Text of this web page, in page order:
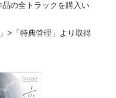
の全トラックを購入い
>「特典管理」より取得